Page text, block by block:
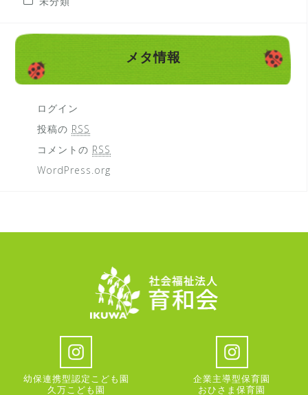
メタ情報
ログイン
投稿の RSS
コメントの RSS
WordPress.org
幼保連携型認定こども園
久万こども園
企業主導型保育園
おひさま保育園